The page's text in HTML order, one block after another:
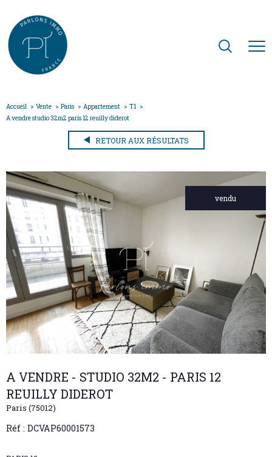
Accueil Vente Paris Appartement
T1
A vendre studio 32m2 paris 12 reuilly diderot
RETOUR AUX RÉSULTATS
vendu
A VENDRE - STUDIO 32M2 - PARIS 12
REUILLY DIDEROT
Paris (75012)
Réf : DCVAP60001573